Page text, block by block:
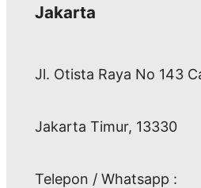
Jakarta
Jl. Otista Raya No 143
Jakarta Timur, 13330
Telepon / Whatsapp :